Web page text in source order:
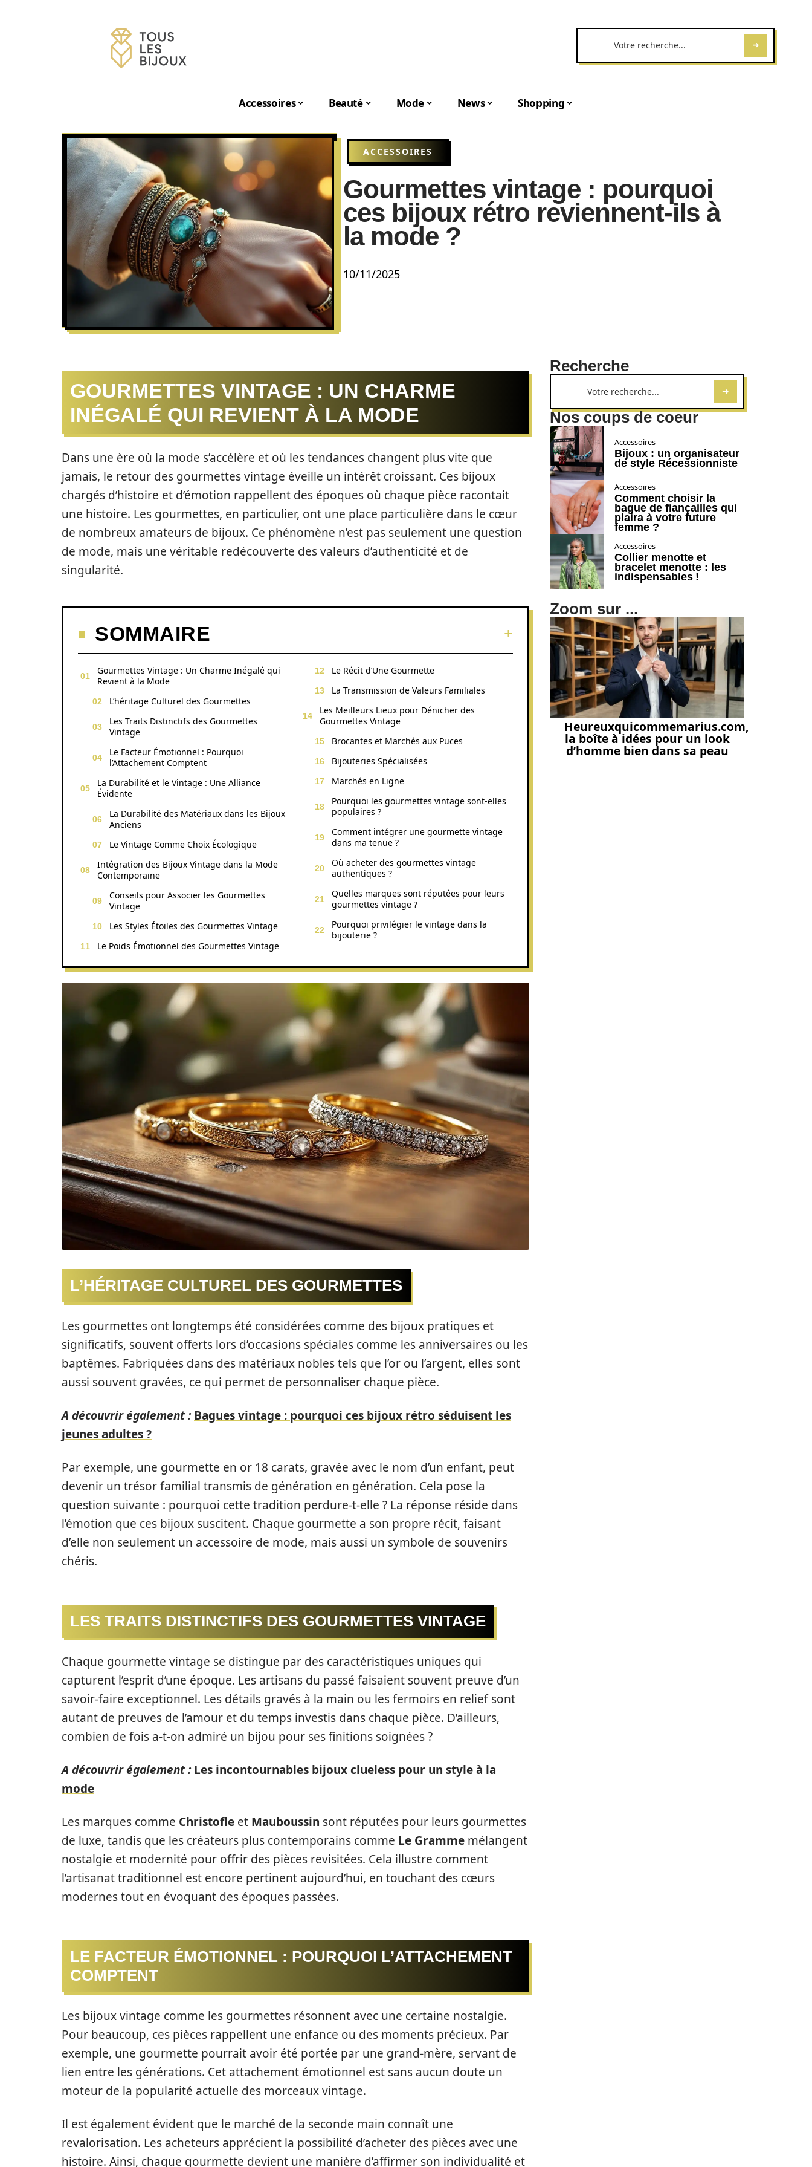
Accessoires Beauté Mode News Shopping
ACCESSOIRES
Gourmettes vintage : pourquoi
ces bijoux rétro reviennent-ils à
la mode ?
10/11/2025
GOURMETTES VINTAGE : UN CHARME
INÉGALÉ QUI REVIENT À LA MODE
Dans une ère où la mode s’accélère et où les tendances changent plus vite que
jamais, le retour des gourmettes vintage éveille un intérêt croissant. Ces bijoux
chargés d’histoire et d’émotion rappellent des époques où chaque pièce racontait
une histoire. Les gourmettes, en particulier, ont une place particulière dans le cœur
de nombreux amateurs de bijoux. Ce phénomène n’est pas seulement une question
de mode, mais une véritable redécouverte des valeurs d’authenticité et de
singularité.
SOMMAIRE
Gourmettes Vintage : Un Charme Inégalé qui
Revient à la Mode
L’héritage Culturel des Gourmettes
Les Traits Distinctifs des Gourmettes
Vintage
Le Facteur Émotionnel : Pourquoi
l’Attachement Comptent
La Durabilité et le Vintage : Une Alliance
Évidente
La Durabilité des Matériaux dans les Bijoux
Anciens
Le Vintage Comme Choix Écologique
Intégration des Bijoux Vintage dans la Mode
Contemporaine
Conseils pour Associer les Gourmettes
Vintage
Les Styles Étoiles des Gourmettes Vintage
Le Poids Émotionnel des Gourmettes Vintage
Le Récit d’Une Gourmette
La Transmission de Valeurs Familiales
Les Meilleurs Lieux pour Dénicher des
Gourmettes Vintage
Brocantes et Marchés aux Puces
Bijouteries Spécialisées
Marchés en Ligne
Pourquoi les gourmettes vintage sont-elles
populaires ?
Comment intégrer une gourmette vintage
dans ma tenue ?
Où acheter des gourmettes vintage
authentiques ?
Quelles marques sont réputées pour leurs
gourmettes vintage ?
Pourquoi privilégier le vintage dans la
bijouterie ?
L’HÉRITAGE CULTUREL DES GOURMETTES
Les gourmettes ont longtemps été considérées comme des bijoux pratiques et
significatifs, souvent offerts lors d’occasions spéciales comme les anniversaires ou les
baptêmes. Fabriquées dans des matériaux nobles tels que l’or ou l’argent, elles sont
aussi souvent gravées, ce qui permet de personnaliser chaque pièce.
A découvrir également : Bagues vintage : pourquoi ces bijoux rétro séduisent les
jeunes adultes ?
Par exemple, une gourmette en or 18 carats, gravée avec le nom d’un enfant, peut
devenir un trésor familial transmis de génération en génération. Cela pose la
question suivante : pourquoi cette tradition perdure-t-elle ? La réponse réside dans
l’émotion que ces bijoux suscitent. Chaque gourmette a son propre récit, faisant
d’elle non seulement un accessoire de mode, mais aussi un symbole de souvenirs
chéris.
LES TRAITS DISTINCTIFS DES GOURMETTES VINTAGE
Chaque gourmette vintage se distingue par des caractéristiques uniques qui
capturent l’esprit d’une époque. Les artisans du passé faisaient souvent preuve d’un
savoir-faire exceptionnel. Les détails gravés à la main ou les fermoirs en relief sont
autant de preuves de l’amour et du temps investis dans chaque pièce. D’ailleurs,
combien de fois a-t-on admiré un bijou pour ses finitions soignées ?
A découvrir également : Les incontournables bijoux clueless pour un style à la
mode
Les marques comme Christofle et Mauboussin sont réputées pour leurs gourmettes
de luxe, tandis que les créateurs plus contemporains comme Le Gramme mélangent
nostalgie et modernité pour offrir des pièces revisitées. Cela illustre comment
l’artisanat traditionnel est encore pertinent aujourd’hui, en touchant des cœurs
modernes tout en évoquant des époques passées.
LE FACTEUR ÉMOTIONNEL : POURQUOI L’ATTACHEMENT
COMPTENT
Les bijoux vintage comme les gourmettes résonnent avec une certaine nostalgie.
Pour beaucoup, ces pièces rappellent une enfance ou des moments précieux. Par
exemple, une gourmette pourrait avoir été portée par une grand-mère, servant de
lien entre les générations. Cet attachement émotionnel est sans aucun doute un
moteur de la popularité actuelle des morceaux vintage.
Il est également évident que le marché de la seconde main connaît une
revalorisation. Les acheteurs apprécient la possibilité d’acheter des pièces avec une
histoire. Ainsi, chaque gourmette devient une manière d’affirmer son individualité et
Recherche
Nos coups de coeur
Accessoires
Bijoux : un organisateur
de style Récessionniste
Accessoires
Comment choisir la
bague de fiançailles qui
plaira à votre future
femme ?
Accessoires
Collier menotte et
bracelet menotte : les
indispensables !
Zoom sur ...
Heureuxquicommemarius.com,
la boîte à idées pour un look
d’homme bien dans sa peau